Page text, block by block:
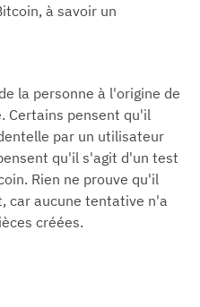
à savoir un
la personne à l'origine de
Certains pensent qu'il
par un utilisateur
qu'il s'agit d'un test
Rien ne prouve qu'il
car aucune tentative n'a
créées.